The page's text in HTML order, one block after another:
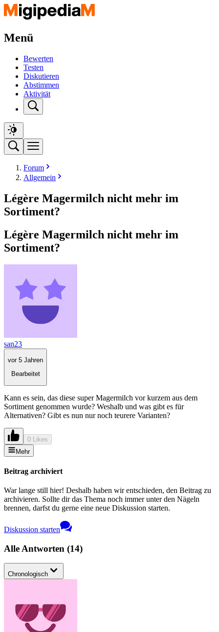
Menü
Bewerten
Testen
Diskutieren
Abstimmen
Aktivität
Forum
Allgemein
Légère Magermilch nicht mehr im
Sortiment?
Légère Magermilch nicht mehr im
Sortiment?
san23
vor 5 Jahren
Bearbeitet
Kann es sein, das diese super Magermilch vor kurzem aus dem
Sortiment genommen wurde? Weshalb und was gibt es für
Alternativen? Gibt es nun nur noch teurere Varianten?
0 Likes
Mehr
Beitrag archiviert
War lange still hier! Deshalb haben wir entschieden, den Beitrag zu
archivieren. Sollte dir das Thema noch immer unter den Nägeln
brennen, darfst du gerne eine neue Diskussion starten.
Diskussion starten
Alle Antworten (14)
Chronologisch